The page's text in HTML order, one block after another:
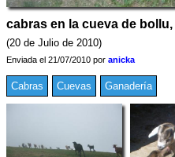
cabras en la cueva de bollu,
(20 de Julio de 2010)
Enviada el 21/07/2010 por anicka
Cabras Cuevas Ganadería